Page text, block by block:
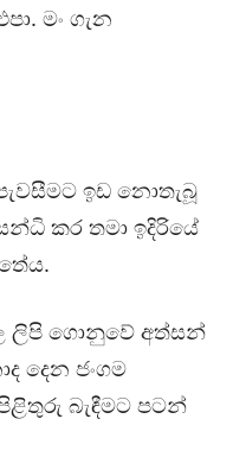
මං ගැන
ඉඩ නොතැබූ
කර තමා ඉදිරියේ
ලිපි ගොනුවේ අත්සන්
දෙන ජංගම
බැඳීමට පටන්